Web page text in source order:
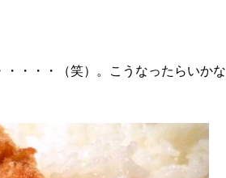
・・・（笑）。こうなったらいかな